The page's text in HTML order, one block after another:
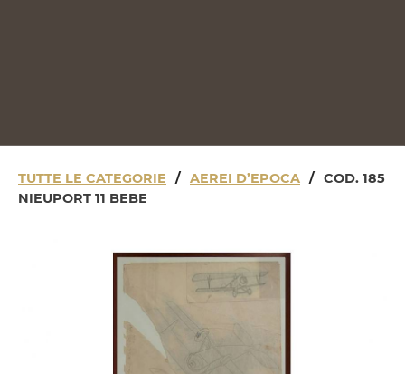
TUTTE LE CATEGORIE / AEREI D’EPOCA / COD. 185
NIEUPORT 11 BEBE